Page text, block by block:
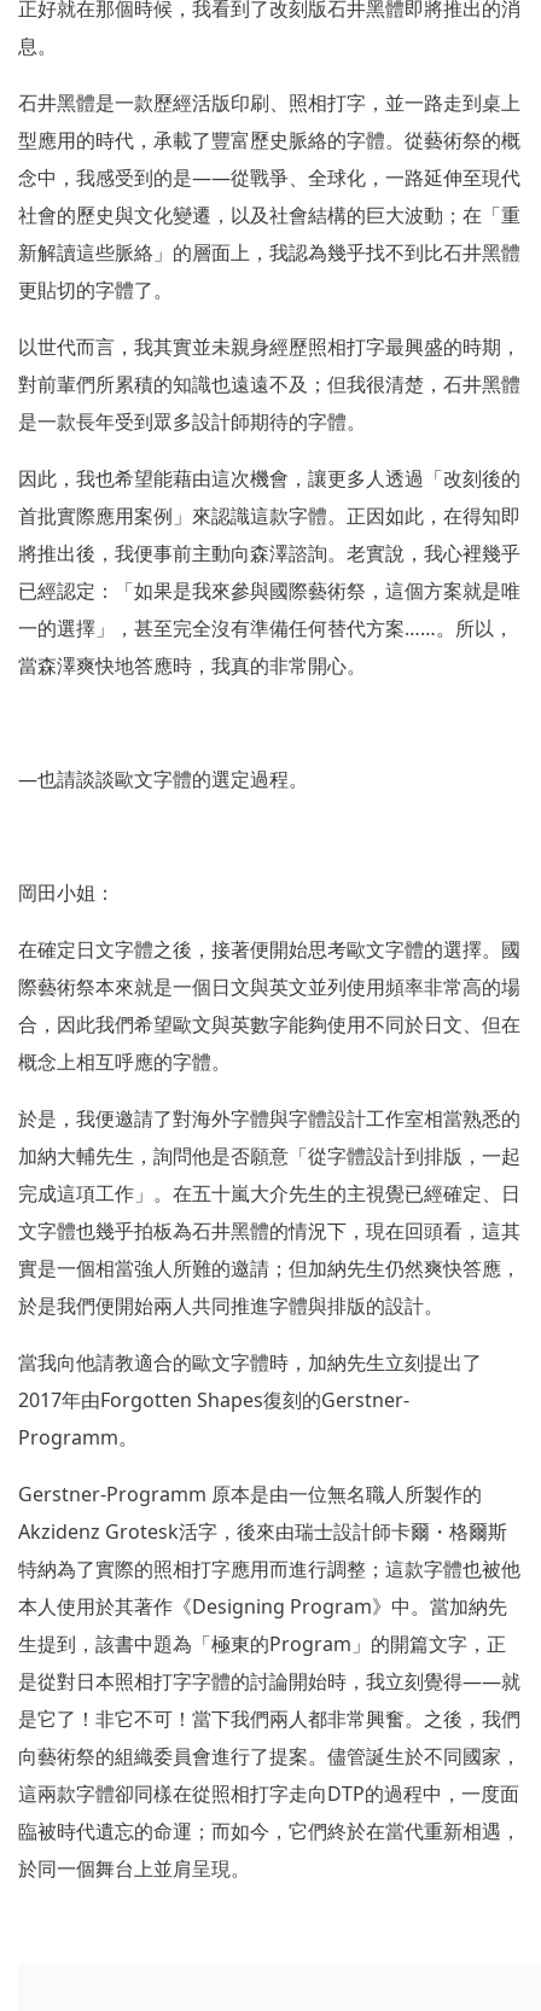
正好就在那個時候，我看到了改刻版石井黑體即將推出的消
息。
石井黑體是一款歷經活版印刷、照相打字，並一路走到桌上
型應用的時代，承載了豐富歷史脈絡的字體。從藝術祭的概
念中，我感受到的是——從戰爭、全球化，一路延伸至現代
社會的歷史與文化變遷，以及社會結構的巨大波動；在「重
新解讀這些脈絡」的層面上，我認為幾乎找不到比石井黑體
更貼切的字體了。
以世代而言，我其實並未親身經歷照相打字最興盛的時期，
對前輩們所累積的知識也遠遠不及；但我很清楚，石井黑體
是一款長年受到眾多設計師期待的字體。
因此，我也希望能藉由這次機會，讓更多人透過「改刻後的
首批實際應用案例」來認識這款字體。正因如此，在得知即
將推出後，我便事前主動向森澤諮詢。老實說，我心裡幾乎
已經認定：「如果是我來參與國際藝術祭，這個方案就是唯
一的選擇」，甚至完全沒有準備任何替代方案……。所以，
當森澤爽快地答應時，我真的非常開心。
―也請談談歐文字體的選定過程。
岡田小姐：
在確定日文字體之後，接著便開始思考歐文字體的選擇。國
際藝術祭本來就是一個日文與英文並列使用頻率非常高的場
合，因此我們希望歐文與英數字能夠使用不同於日文、但在
概念上相互呼應的字體。
於是，我便邀請了對海外字體與字體設計工作室相當熟悉的
加納大輔先生，詢問他是否願意「從字體設計到排版，一起
完成這項工作」。在五十嵐大介先生的主視覺已經確定、日
文字體也幾乎拍板為石井黑體的情況下，現在回頭看，這其
實是一個相當強人所難的邀請；但加納先生仍然爽快答應，
於是我們便開始兩人共同推進字體與排版的設計。
當我向他請教適合的歐文字體時，加納先生立刻提出了
2017年由Forgotten Shapes復刻的Gerstner-
Programm。
Gerstner-Programm 原本是由一位無名職人所製作的
Akzidenz Grotesk活字，後來由瑞士設計師卡爾・格爾斯
特納為了實際的照相打字應用而進行調整；這款字體也被他
本人使用於其著作《Designing Program》中。當加納先
生提到，該書中題為「極東的Program 」的開篇文字，正
是從對日本照相打字字體的討論開始時，我立刻覺得——就
是它了！非它不可！當下我們兩人都非常興奮。之後，我們
向藝術祭的組織委員會進行了提案。儘管誕生於不同國家，
這兩款字體卻同樣在從照相打字走向DTP的過程中，一度面
臨被時代遺忘的命運；而如今，它們終於在當代重新相遇，
於同一個舞台上並肩呈現。